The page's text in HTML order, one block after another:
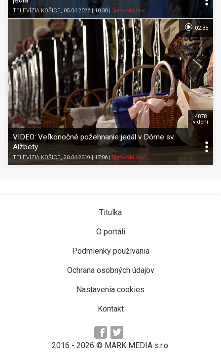
TELEVÍZIA KOŠICE, 05.04.2026 | 10:30 Spravodajstvo
VIDEO: Veľkonočné požehnanie jedál v Dóme sv.
Alžbety
TELEVÍZIA KOŠICE, 20.04.2019 | 17:06 Spravodajstvo
4878
videní
02:35
Titulka
O portáli
Podmienky používania
Ochrana osobných údajov
Nastavenia cookies
Kontakt
2016 - 2026 © MARK MEDIA s.r.o.